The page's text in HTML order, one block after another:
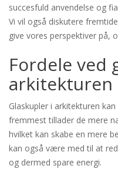
succesfuld anvendelse og
Vi vil også diskutere
give vores perspektiver på,
Fordele ved
arkitekturen
Glaskupler i arkitekturen
fremmest tillader de mere
hvilket kan skabe en mere
kan også være med til at
og dermed spare energi.